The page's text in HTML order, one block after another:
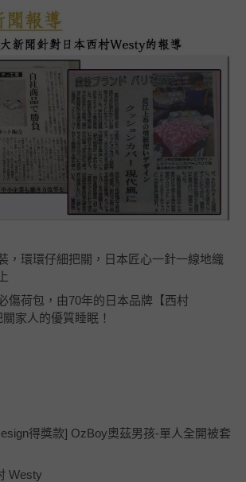
，環環仔細把關，日本匠心一針一線地織
傷荷包，由70年的日本品牌【西村
家人的優質睡眠！
得獎款] OzBoy奧茲男孩-單人全開被套
Westy